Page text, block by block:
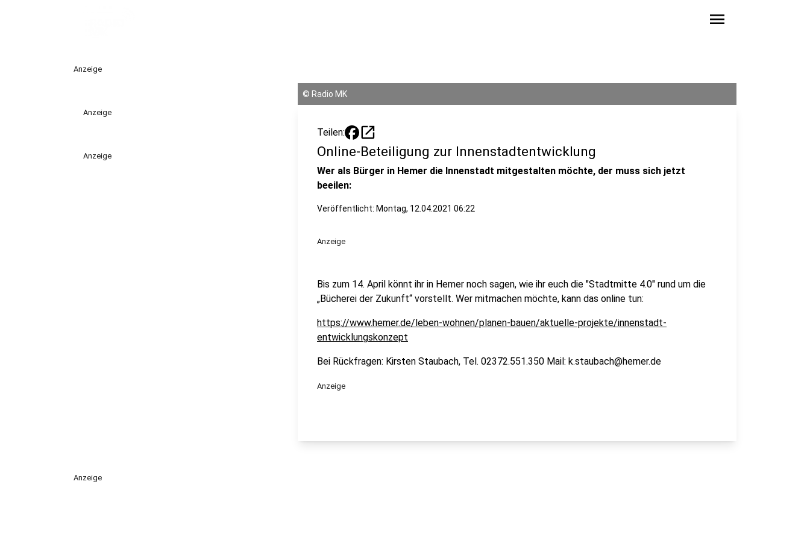
menu
Anzeige
Anzeige
Anzeige
© Radio MK
Teilen: open_in_new
Online-Beteiligung zur Innenstadtentwicklung
Wer als Bürger in Hemer die Innenstadt mitgestalten möchte, der muss sich jetzt
beeilen:
Veröffentlicht: Montag, 12.04.2021 06:22
Anzeige
Bis zum 14. April könnt ihr in Hemer noch sagen, wie ihr euch die "Stadtmitte 4.0" rund um die
„Bücherei der Zukunft“ vorstellt. Wer mitmachen möchte, kann das online tun:
https://www.hemer.de/leben-wohnen/planen-bauen/aktuelle-projekte/innenstadt-
entwicklungskonzept
Bei Rückfragen: Kirsten Staubach, Tel. 02372.551.350 Mail: k.staubach@hemer.de
Anzeige
Anzeige